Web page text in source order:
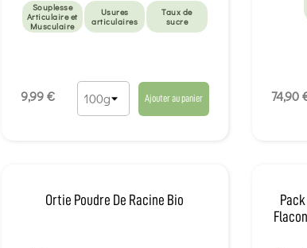
Souplesse
Articulaire et
Musculaire
Usures
articulaires
Taux de
sucre
9,99 € Ajouter au panier 74,90
Ortie Poudre De Racine Bio